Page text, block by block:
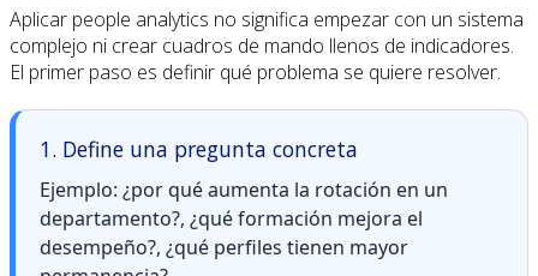
Aplicar people analytics no significa empezar con un sistema
complejo ni crear cuadros de mando llenos de indicadores.
El primer paso es definir qué problema se quiere resolver.
1. Define una pregunta concreta
Ejemplo: ¿por qué aumenta la rotación en un
departamento?, ¿qué formación mejora el
desempeño?, ¿qué perfiles tienen mayor